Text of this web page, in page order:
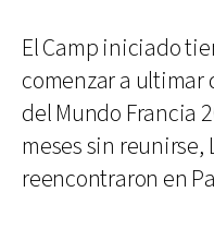
El Camp iniciado
comenzar a ultimar
del Mundo Francia
meses sin reunirse,
reencontraron en